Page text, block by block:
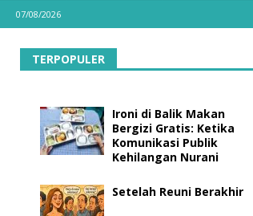
07/08/2026
TERPOPULER
Ironi di Balik Makan
Bergizi Gratis: Ketika
Komunikasi Publik
Kehilangan Nurani
Setelah Reuni Berakhir